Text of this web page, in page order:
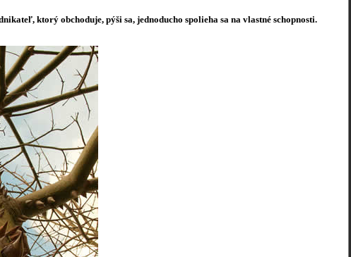
ktorý obchoduje, pýši sa, jednoducho spolieha sa na vlastné schopnosti.